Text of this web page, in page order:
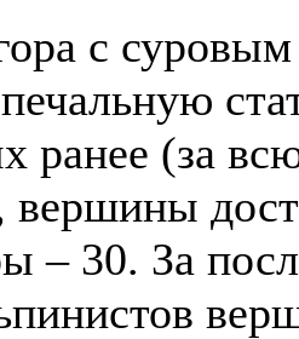
с
ранее (за
вершины
– 30. За